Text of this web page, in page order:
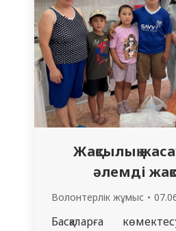
Жақсылық
әлемді
Волонтерлік жұмыс
Басқаларға